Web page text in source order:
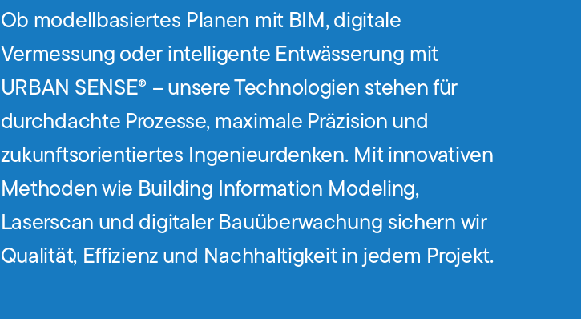
Ob modellbasiertes Planen mit BIM, digitale
Vermessung oder intelligente Entwässerung mit
URBAN SENSE® – unsere Technologien stehen für
durchdachte Prozesse, maximale Präzision und
zukunftsorientiertes Ingenieurdenken. Mit innovativen
Methoden wie Building Information Modeling,
Laserscan und digitaler Bauüberwachung sichern wir
Qualität, Effizienz und Nachhaltigkeit in jedem Projekt.